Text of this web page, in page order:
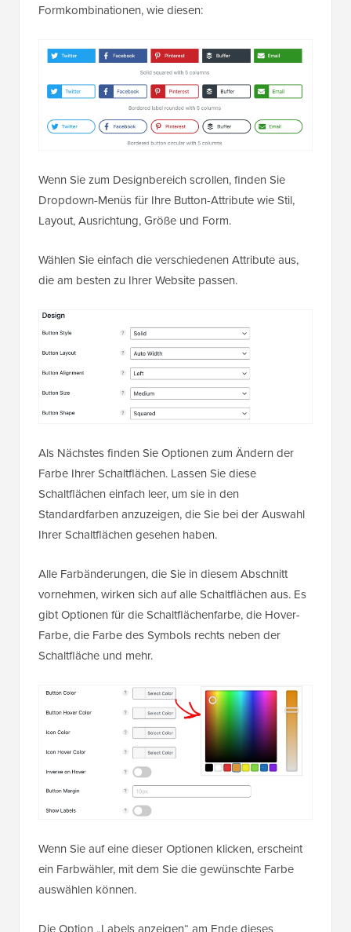
Formkombinationen, wie diesen:
Wenn Sie zum Designbereich scrollen, finden Sie
Dropdown-Menüs für Ihre Button-Attribute wie Stil,
Layout, Ausrichtung, Größe und Form.
Wählen Sie einfach die verschiedenen Attribute aus,
die am besten zu Ihrer Website passen.
Als Nächstes finden Sie Optionen zum Ändern der
Farbe Ihrer Schaltflächen. Lassen Sie diese
Schaltflächen einfach leer, um sie in den
Standardfarben anzuzeigen, die Sie bei der Auswahl
Ihrer Schaltflächen gesehen haben.
Alle Farbänderungen, die Sie in diesem Abschnitt
vornehmen, wirken sich auf alle Schaltflächen aus. Es
gibt Optionen für die Schaltflächenfarbe, die Hover-
Farbe, die Farbe des Symbols rechts neben der
Schaltfläche und mehr.
Wenn Sie auf eine dieser Optionen klicken, erscheint
ein Farbwähler, mit dem Sie die gewünschte Farbe
auswählen können.